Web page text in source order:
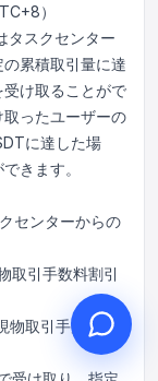
）
タスクセンター
累積取引量に達
け取ることがで
ったユーザーの
に達した場
きます。
センターからの
取引手数料割引
物取引手数料割
手伝いで
すか？
ビスがご利用
開始
確認